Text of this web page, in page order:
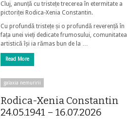
Cluj, anunță cu tristețe trecerea în etermitate a
pictoriței Rodica-Xenia Constantin.
Cu profundă tristețe și o profundă reverență în
fața unei vieți dedicate frumosului, comunitatea
artistică își ia rămas bun de la …
Read More
galaxia nemuririi
Rodica-Xenia Constantin
24.05.1941 – 16.07.2026